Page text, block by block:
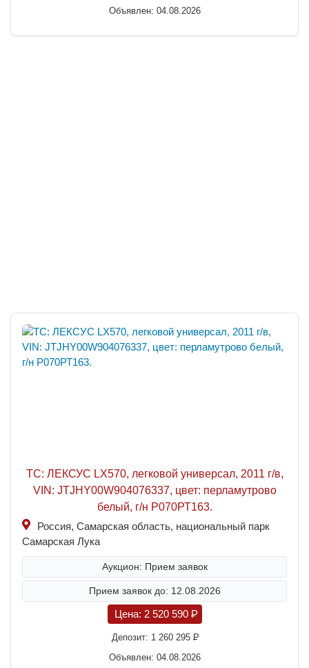
Объявлен: 04.08.2026
ТС: ЛЕКСУС LX570, легковой универсал, 2011 г/в,
VIN: JTJHY00W904076337, цвет: перламутрово
белый, г/н Р070РТ163.
Россия, Самарская область, национальный парк
Самарская Лука
Аукцион: Прием заявок
Прием заявок до: 12.08.2026
Цена: 2 520 590 P
Депозит: 1 260 295P
Объявлен: 04.08.2026